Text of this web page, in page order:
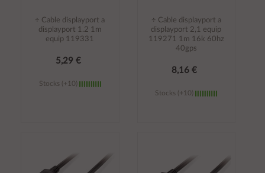
÷ Cable displayport a
displayport 1.2 1m
equip 119331
5,29 €
Stocks (+10)
÷ Cable displayport a
displayport 2,1 equip
119271 1m 16k 60hz
40gps
8,16 €
Stocks (+10)